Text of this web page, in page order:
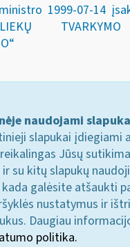
1999-07-14
TVARKYMO
naudojami
slapukai įdiegiami
Jūsų
su kitų slapukų
galėsite atšaukti
nustatymus ir
Daugiau
politika.